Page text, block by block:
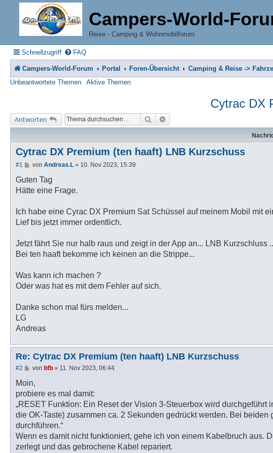
Campers-World-
Reise - Camping & Wohnmobilforum
Schnellzugriff FAQ
Campers-World-Forum Portal Foren-Übersicht Camping & Reise ->
Unbeantwortete Themen
Aktive Themen
Cytrac DX
Antworten Suche
Cytrac DX Premium (ten haaft) LNB Kurzschuss
#1
B
i
r
von Andreas.L» 10. Nov 2023, 15:39
Guten Tag
Hätte eine Frage.
Ich habe eine Cyrac DX Premium Sat Schüssel auf meinem Mobil mit
Lief bis jetzt immer ordentlich.
Jetzt fährt Sie nur halb raus und zeigt in der App an... LNB Kurzschluss
Bei ten haaft bekomme ich keinen an die Strippe...
Was kann ich machen ?
Oder was hat es mit dem Fehler auf sich.
Danke schon mal fürs melden...
LG
Andreas
Re: Cytrac DX Premium (ten haaft) LNB Kurzschuss
#2
B
i
r
a
g
von bfb» 11. Nov 2023, 06:44
Moin,
probiere es mal damit:
„RESET Funktion: Ein Reset der Vision 3-Steuerbox wird durchgeführt
die OK-Taste) zusammen ca. 2 Sekunden gedrückt werden. Bei
durchführen.“
Wenn es damit nicht funktioniert, gehe ich von einem Kabelbruch aus.
zerlegt und das gebrochene Kabel repariert.